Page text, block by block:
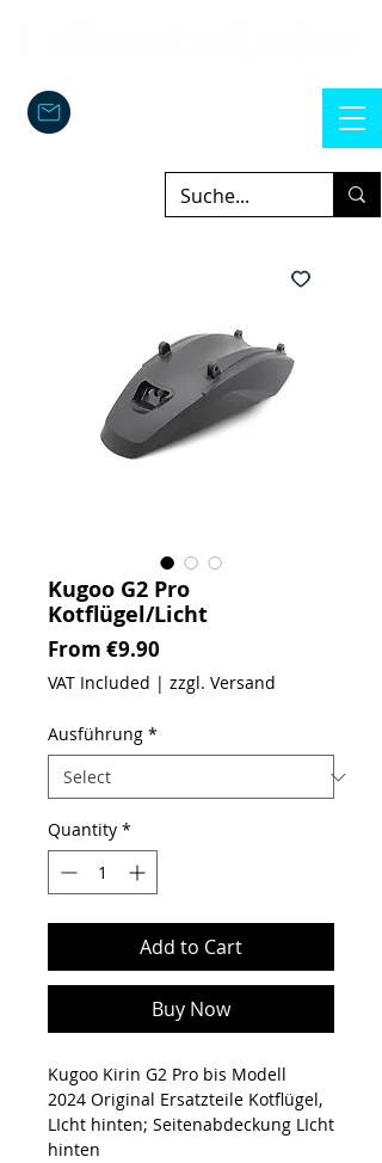
Kugoo G2 Pro
Kotflügel/Licht
From €9.90
VAT Included | zzgl. Versand
Ausführung *
Quantity *
Add to Cart
Buy Now
Kugoo Kirin G2 Pro bis Modell
2024 Original Ersatzteile Kotflügel,
LIcht hinten; Seitenabdeckung LIcht
hinten